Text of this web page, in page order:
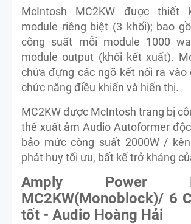
McIntosh MC2KW được thiết
module riêng biệt (3 khối); bao
công suất mỗi module 1000
module output (khối kết xuất).
chứa đựng các ngõ kết nối ra vào
chức năng điều khiển và hiển thị.
MC2KW được McIntosh trang bị
thế xuất âm Audio Autoformer
bảo mức công suất 2000W /
phát huy tối ưu, bất kể trở kháng
Amply Power
MC2KW(Monoblock)/ 6
tốt - Audio Hoàng Hải